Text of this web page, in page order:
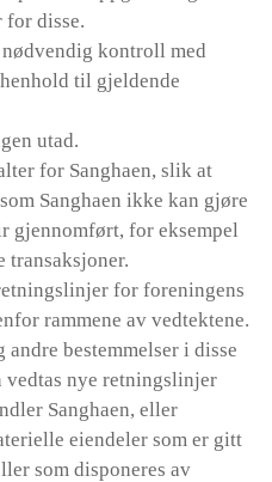
disse.
kontroll med
til gjeldende
utad.
for Sanghaen, slik at
Sanghaen ikke kan gjøre
gjennomført, for eksempel
transaksjoner.
for foreningens
rammene av vedtektene.
bestemmelser i disse
vedtas nye retningslinjer
Sanghaen, eller
eiendeler som er gitt
som disponeres av